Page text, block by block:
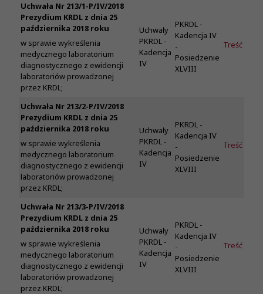
Uchwała Nr 213/1-P/IV/2018
Prezydium KRDL z dnia 25
października 2018 roku
w sprawie wykreślenia
medycznego laboratorium
diagnostycznego z ewidencji
laboratoriów prowadzonej
przez KRDL;
Uchwały
PKRDL -
Kadencja
IV
PKRDL -
Kadencja IV
-
Posiedzenie
XLVIII
Treść
Uchwała Nr 213/2-P/IV/2018
Prezydium KRDL z dnia 25
października 2018 roku
w sprawie wykreślenia
medycznego laboratorium
diagnostycznego z ewidencji
laboratoriów prowadzonej
przez KRDL;
Uchwały
PKRDL -
Kadencja
IV
PKRDL -
Kadencja IV
-
Posiedzenie
XLVIII
Treść
Uchwała Nr 213/3-P/IV/2018
Prezydium KRDL z dnia 25
października 2018 roku
w sprawie wykreślenia
medycznego laboratorium
diagnostycznego z ewidencji
laboratoriów prowadzonej
przez KRDL;
Uchwały
PKRDL -
Kadencja
IV
PKRDL -
Kadencja IV
-
Posiedzenie
XLVIII
Treść